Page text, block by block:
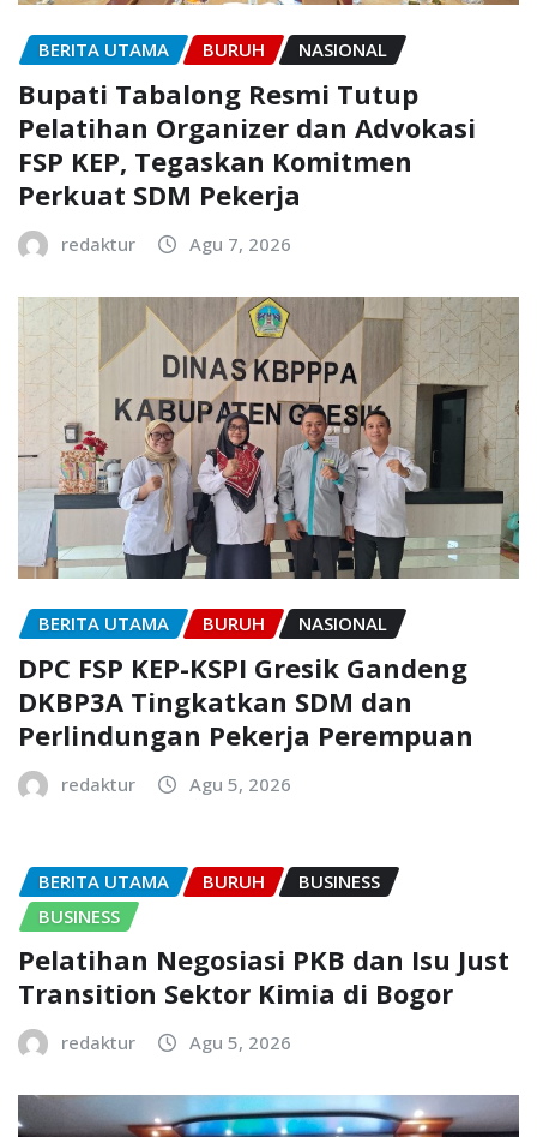
BERITA UTAMA BURUH NASIONAL
Bupati Tabalong Resmi Tutup
Pelatihan Organizer dan Advokasi
FSP KEP, Tegaskan Komitmen
Perkuat SDM Pekerja
redaktur Agu 7, 2026
BERITA UTAMA BURUH NASIONAL
DPC FSP KEP-KSPI Gresik Gandeng
DKBP3A Tingkatkan SDM dan
Perlindungan Pekerja Perempuan
redaktur Agu 5, 2026
BERITA UTAMA BURUH
BUSINESS
BUSINESS
Pelatihan Negosiasi PKB dan Isu Just
Transition Sektor Kimia di Bogor
redaktur Agu 5, 2026